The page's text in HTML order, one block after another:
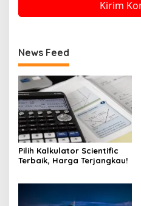
News Feed
Pilih Kalkulator Scientific
Terbaik, Harga Terjangkau!